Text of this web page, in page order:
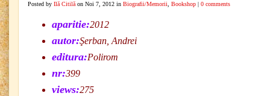
Posted by Ilă Citilă on Noi 7, 2012 in Biografii/Memorii Bookshop | 0 comments
aparitie:2012
autor:Şerban, Andrei
editura:Polirom
nr:399
views:275